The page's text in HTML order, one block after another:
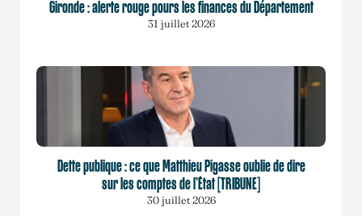
Gironde : alerte rouge pours les finances du Département
31 juillet 2026
Dette publique : ce que Matthieu Pigasse oublie de dire
sur les comptes de l’État [TRIBUNE]
30 juillet 2026